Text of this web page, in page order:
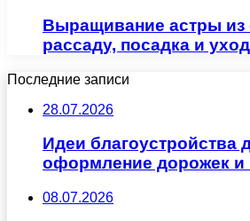
Выращивание астры из
рассаду, посадка и уход
Последние записи
28.07.2026
Идеи благоустройства
оформление дорожек и
08.07.2026